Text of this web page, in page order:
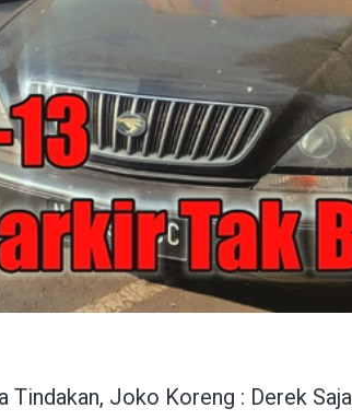
Joko Koreng : Derek Saja